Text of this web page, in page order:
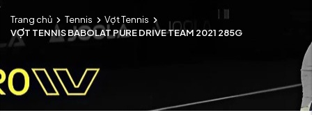
Trang chủ Tennis
Vợt Tennis
VỢT TENNIS BABOLAT PURE DRIVE TEAM 2021 285G